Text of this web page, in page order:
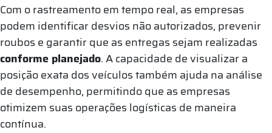
Com o rastreamento em tempo real, as empresas
podem identificar desvios não autorizados, prevenir
roubos e garantir que as entregas sejam realizadas
conforme planejado. A capacidade de visualizar a
posição exata dos veículos também ajuda na análise
de desempenho, permitindo que as empresas
otimizem suas operações logísticas de maneira
contínua.